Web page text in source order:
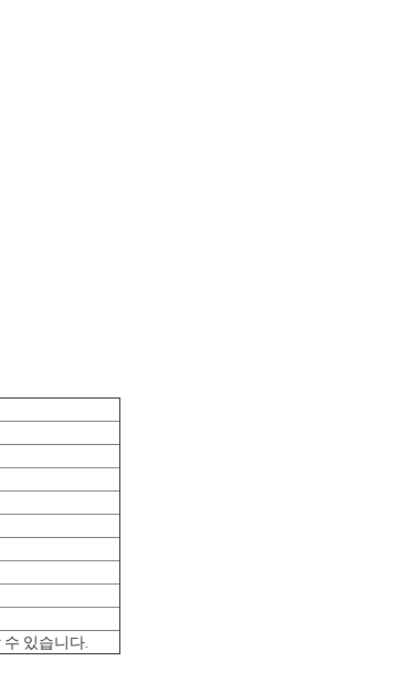
있습니다.